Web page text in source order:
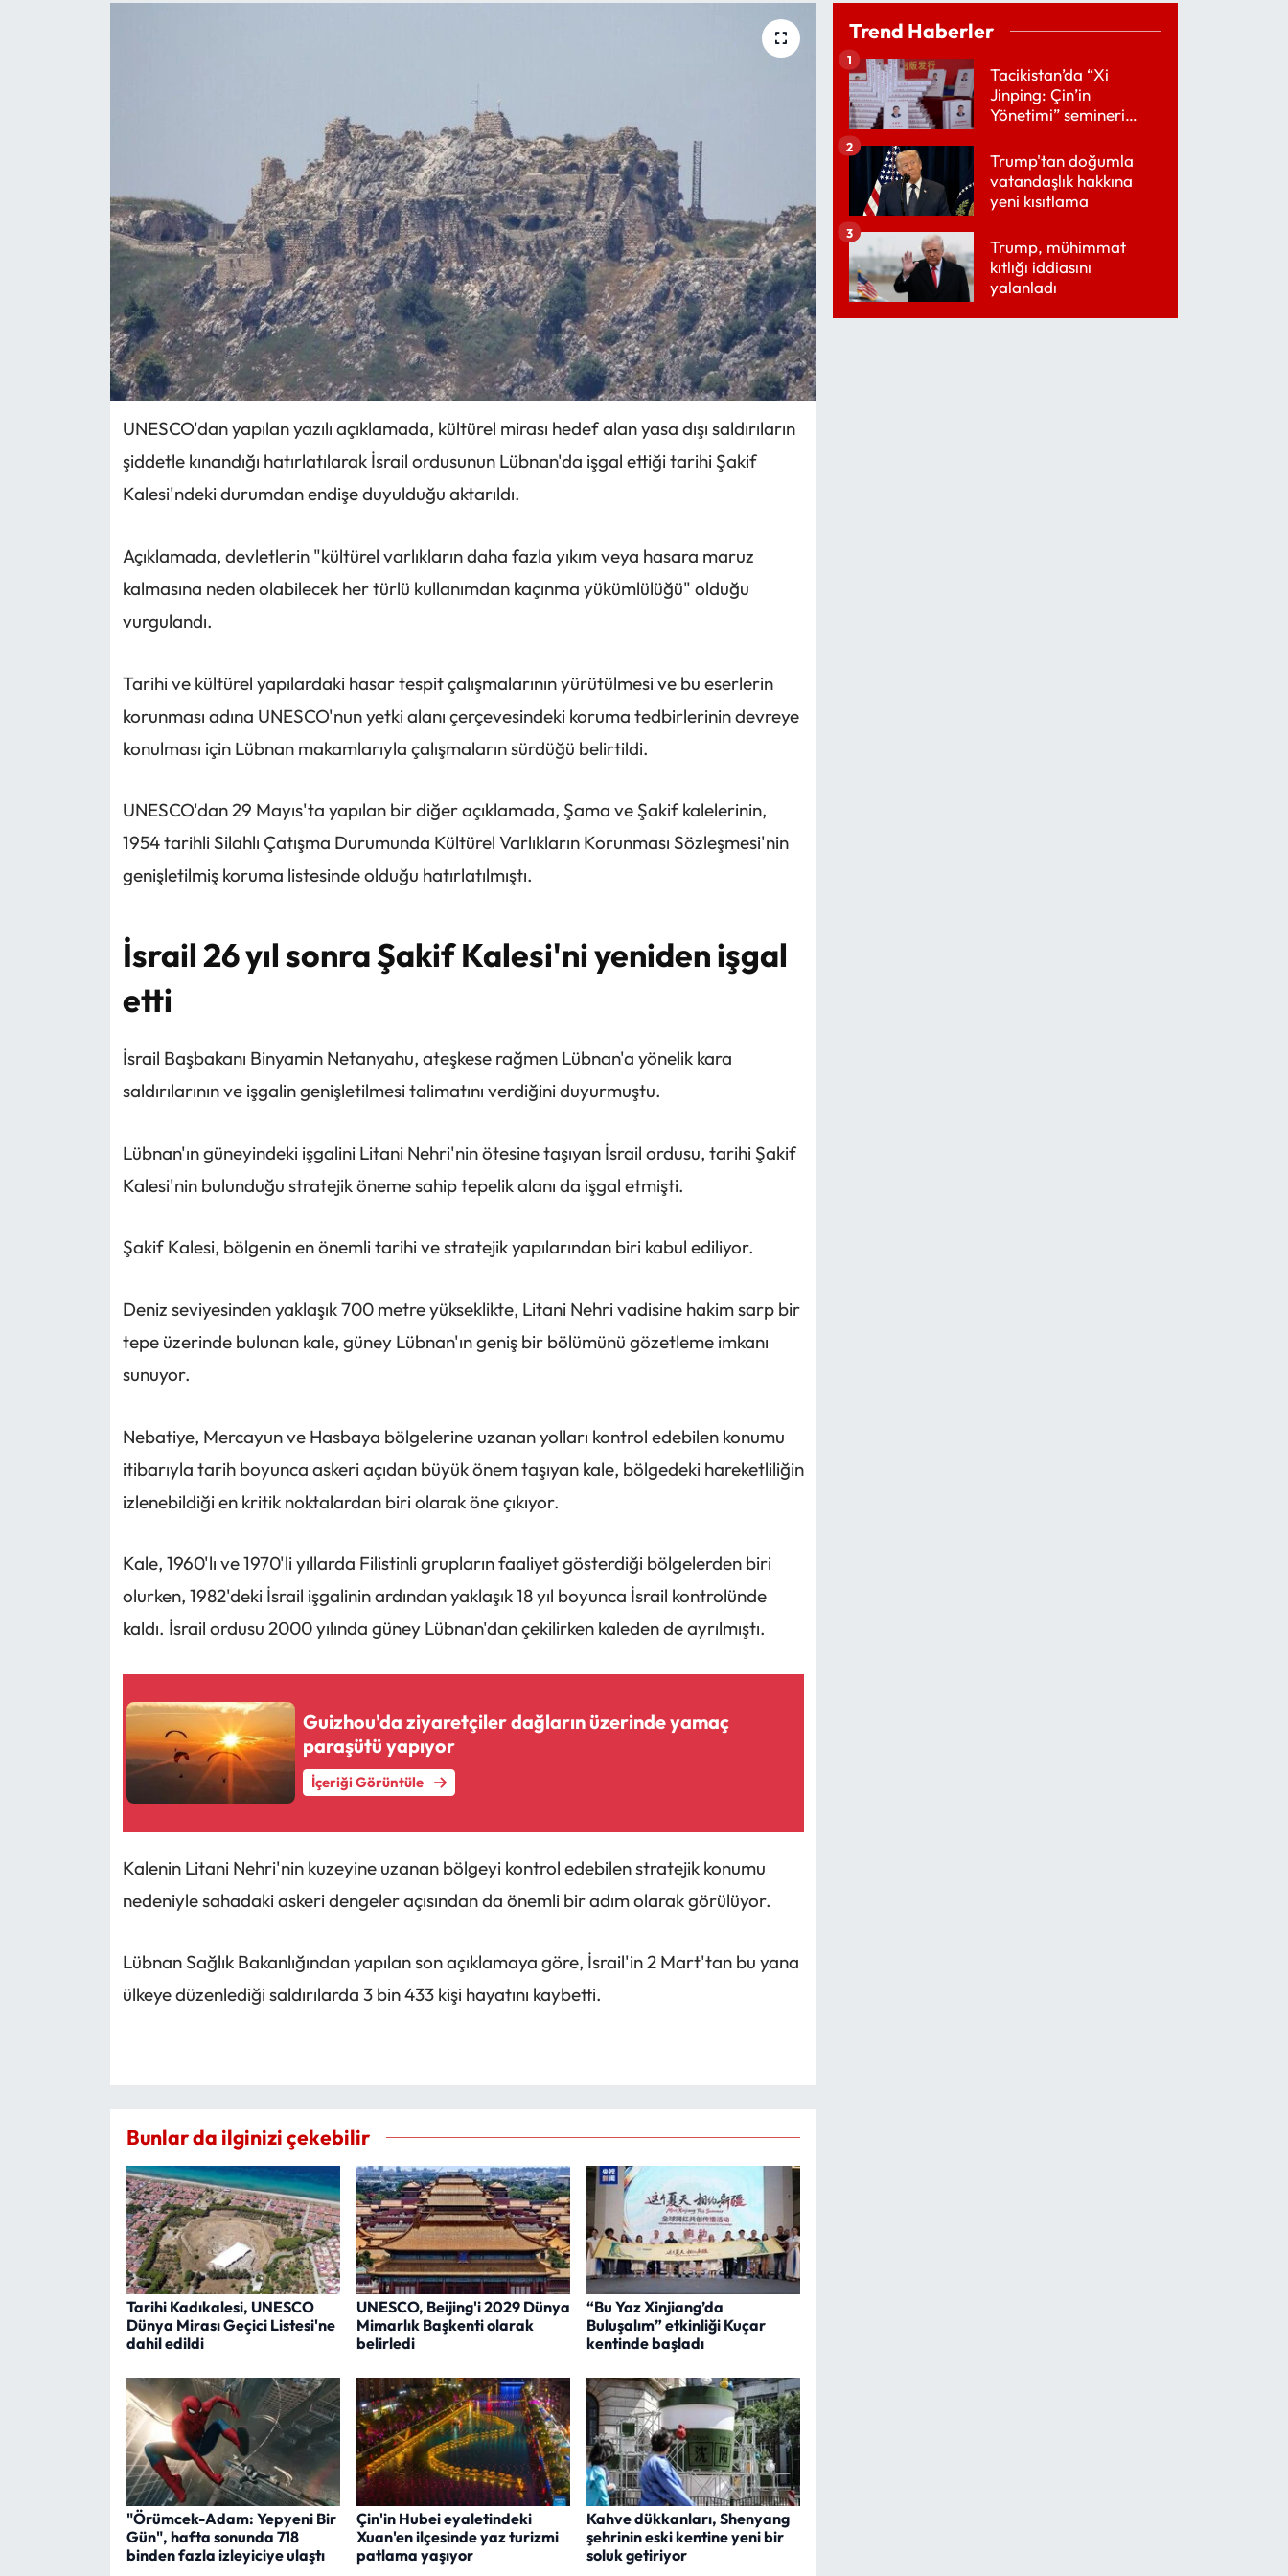
UNESCO'dan yapılan yazılı açıklamada, kültürel mirası hedef alan yasa dışı saldırıların
şiddetle kınandığı hatırlatılarak İsrail ordusunun Lübnan'da işgal ettiği tarihi Şakif
Kalesi'ndeki durumdan endişe duyulduğu aktarıldı.
Açıklamada, devletlerin "kültürel varlıkların daha fazla yıkım veya hasara maruz
kalmasına neden olabilecek her türlü kullanımdan kaçınma yükümlülüğü" olduğu
vurgulandı.
Tarihi ve kültürel yapılardaki hasar tespit çalışmalarının yürütülmesi ve bu eserlerin
korunması adına UNESCO'nun yetki alanı çerçevesindeki koruma tedbirlerinin devreye
konulması için Lübnan makamlarıyla çalışmaların sürdüğü belirtildi.
UNESCO'dan 29 Mayıs'ta yapılan bir diğer açıklamada, Şama ve Şakif kalelerinin,
1954 tarihli Silahlı Çatışma Durumunda Kültürel Varlıkların Korunması Sözleşmesi'nin
genişletilmiş koruma listesinde olduğu hatırlatılmıştı.
İsrail 26 yıl sonra Şakif Kalesi'ni yeniden işgal
etti
İsrail Başbakanı Binyamin Netanyahu, ateşkese rağmen Lübnan'a yönelik kara
saldırılarının ve işgalin genişletilmesi talimatını verdiğini duyurmuştu.
Lübnan'ın güneyindeki işgalini Litani Nehri'nin ötesine taşıyan İsrail ordusu, tarihi Şakif
Kalesi'nin bulunduğu stratejik öneme sahip tepelik alanı da işgal etmişti.
Şakif Kalesi, bölgenin en önemli tarihi ve stratejik yapılarından biri kabul ediliyor.
Deniz seviyesinden yaklaşık 700 metre yükseklikte, Litani Nehri vadisine hakim sarp bir
tepe üzerinde bulunan kale, güney Lübnan'ın geniş bir bölümünü gözetleme imkanı
sunuyor.
Nebatiye, Mercayun ve Hasbaya bölgelerine uzanan yolları kontrol edebilen konumu
itibarıyla tarih boyunca askeri açıdan büyük önem taşıyan kale, bölgedeki hareketliliğin
izlenebildiği en kritik noktalardan biri olarak öne çıkıyor.
Kale, 1960'lı ve 1970'li yıllarda Filistinli grupların faaliyet gösterdiği bölgelerden biri
olurken, 1982'deki İsrail işgalinin ardından yaklaşık 18 yıl boyunca İsrail kontrolünde
kaldı. İsrail ordusu 2000 yılında güney Lübnan'dan çekilirken kaleden de ayrılmıştı.
Guizhou'da ziyaretçiler dağların üzerinde yamaç
paraşütü yapıyor
İçeriği Görüntüle
Kalenin Litani Nehri'nin kuzeyine uzanan bölgeyi kontrol edebilen stratejik konumu
nedeniyle sahadaki askeri dengeler açısından da önemli bir adım olarak görülüyor.
Lübnan Sağlık Bakanlığından yapılan son açıklamaya göre, İsrail'in 2 Mart'tan bu yana
ülkeye düzenlediği saldırılarda 3 bin 433 kişi hayatını kaybetti.
Bunlar da ilginizi çekebilir
Tarihi Kadıkalesi, UNESCO
Dünya Mirası Geçici Listesi'ne
dahil edildi
UNESCO, Beijing'i 2029 Dünya
Mimarlık Başkenti olarak
belirledi
“Bu Yaz Xinjiang’da
Buluşalım” etkinliği Kuçar
kentinde başladı
"Örümcek-Adam: Yepyeni Bir
Gün", hafta sonunda 718
binden fazla izleyiciye ulaştı
Çin'in Hubei eyaletindeki
Xuan'en ilçesinde yaz turizmi
patlama yaşıyor
Kahve dükkanları, Shenyang
şehrinin eski kentine yeni bir
soluk getiriyor
Trend Haberler
Tacikistan’da “Xi
Jinping: Çin’in
Yönetimi” semineri
1
Trump'tan doğumla
vatandaşlık hakkına
yeni kısıtlama
2
Trump, mühimmat
kıtlığı iddiasını
yalanladı
3